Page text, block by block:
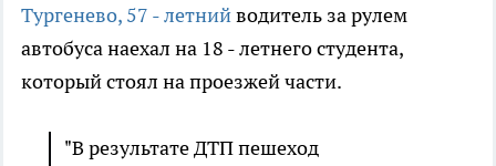
Тургенево, 57 - летнийводитель за рулем
автобуса наехал на 18 - летнего студента,
который стоял на проезжей части.
"В результате ДТП пешеход